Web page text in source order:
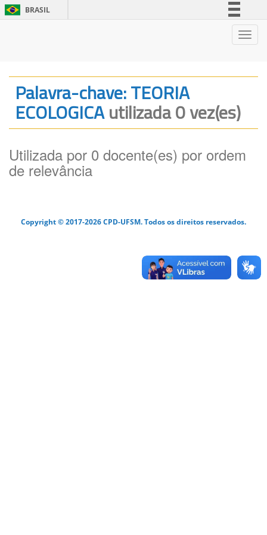
BRASIL
Legislação
Canais
Palavra-chave: TEORIA
ECOLOGICAutilizada 0 vez(es)
Utilizada por 0 docente(es) por ordem
de relevância
Copyright © 2017-2026 CPD-UFSM. Todos os direitos reservados.